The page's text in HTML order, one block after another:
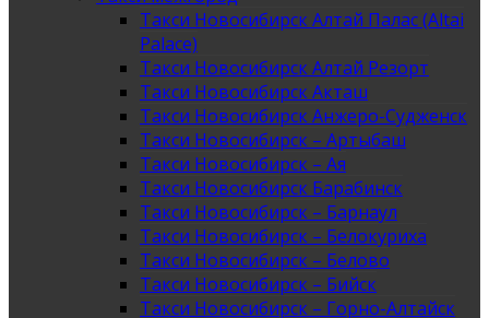
Такси Новосибирск Алтай Палас (Altai
Palace)
Такси Новосибирск Алтай Резорт
Такси Новосибирск Акташ
Такси Новосибирск Анжеро-Судженск
Такси Новосибирск – Артыбаш
Такси Новосибирск – Ая
Такси Новосибирск Барабинск
Такси Новосибирск – Барнаул
Такси Новосибирск – Белокуриха
Такси Новосибирск – Белово
Такси Новосибирск – Бийск
Такси Новосибирск – Горно-Алтайск